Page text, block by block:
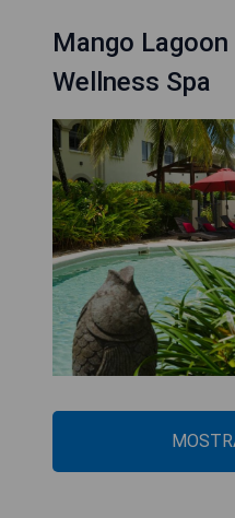
Mango
Wellness Spa